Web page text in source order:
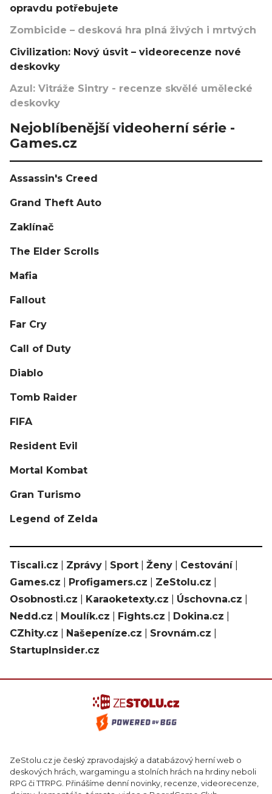
opravdu potřebujete
Zombicide – desková hra plná živých i mrtvých
Civilization: Nový úsvit – videorecenze nové
deskovky
Azul: Vitráže Sintry - recenze skvělé umělecké
deskovky
Nejoblíbenější videoherní série -
Games.cz
Assassin's Creed
Grand Theft Auto
Zaklínač
The Elder Scrolls
Mafia
Fallout
Far Cry
Call of Duty
Diablo
Tomb Raider
FIFA
Resident Evil
Mortal Kombat
Gran Turismo
Legend of Zelda
Tiscali.cz Zprávy Sport Ženy Cestování|
Games.cz
Profigamers.cz ZeStolu.cz
Osobnosti.cz
Karaoketexty.cz Úschovna.cz
Nedd.cz
Moulík.cz Fights.cz Dokina.cz
CZhity.cz
Našepeníze.cz Srovnám.cz
StartupInsider.cz
ZeStolu.cz je český zpravodajský a databázový herní web o
deskových hrách, wargamingu a stolních hrách na hrdiny neboli
RPG či TTRPG. Přinášíme denní novinky, recenze, videorecenze,